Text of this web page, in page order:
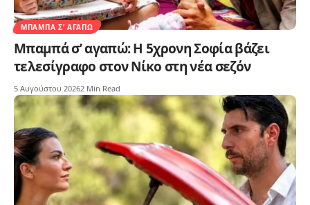
ΜΠΑΜΠΆ Σ’ ΑΓΑΠΏ
Μπαμπά σ’ αγαπώ: Η 5χρονη Σοφία βάζει
τελεσίγραφο στον Νίκο στη νέα σεζόν
5 Αυγούστου 20262 Min Read